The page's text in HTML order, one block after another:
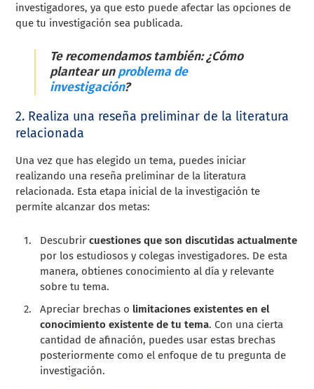
investigadores, ya que esto puede afectar las opciones de
que tu investigación sea publicada.
Te recomendamos también: ¿Cómo
plantear unproblema de
investigación?
2. Realiza una reseña preliminar de la literatura
relacionada
Una vez que has elegido un tema, puedes iniciar
realizando una reseña preliminar de la literatura
relacionada. Esta etapa inicial de la investigación te
permite alcanzar dos metas:
Descubrir cuestiones que son discutidas actualmente
por los estudiosos y colegas investigadores. De esta
manera, obtienes conocimiento al día y relevante
sobre tu tema.
Apreciar brechas o limitaciones existentes en el
conocimiento existente de tu tema. Con una cierta
cantidad de afinación, puedes usar estas brechas
posteriormente como el enfoque de tu pregunta de
investigación.